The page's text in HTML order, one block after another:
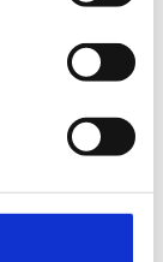
CF/SING BLU